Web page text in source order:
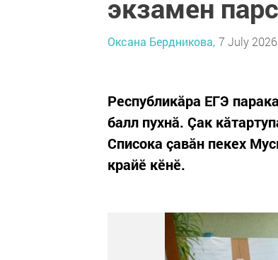
экзамен
Оксана Бердникова, 7 July 2026
Республикăра ЕГЭ
балл пухнă. Çак
Списока çавăн пекех
крайӗ кӗнӗ.